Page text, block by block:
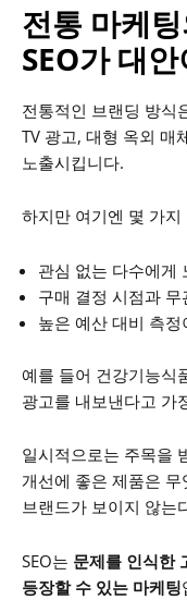
전통 마케
SEO가 대
전통적인 브랜딩 방식
TV 광고, 대형 옥외 매
노출시킵니다.
하지만 여기엔 몇 가
관심 없는 다수에게
구매 결정 시점과
높은 예산 대비 측정
예를 들어 건강기능식
광고를 내보낸다고 가
일시적으로는 주목을
개선에 좋은 제품은 무
브랜드가 보이지 않는
SEO는 문제를 인식한
등장할 수 있는 마케팅